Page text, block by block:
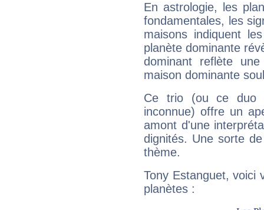
En astrologie, les
fondamentales, les
maisons indiquent
planète dominante
dominant reflète
maison dominante
Ce trio (ou ce duo
inconnue) offre un
amont d'une
dignités. Une sorte
thème.
Tony Estanguet, voici
planètes :